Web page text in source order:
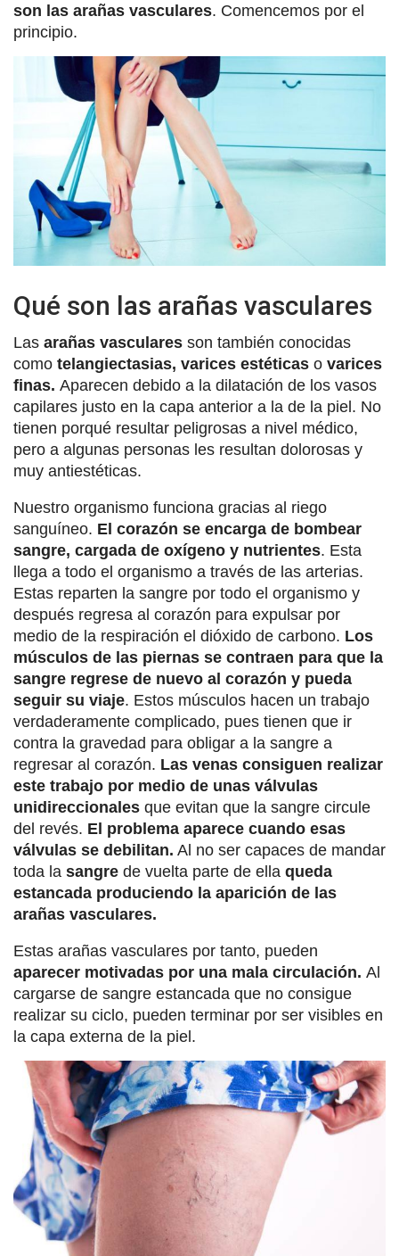
son las arañas vasculares. Comencemos por el
principio.
Qué son las arañas vasculares
Las arañas vasculares son también conocidas
como telangiectasias, varices estéticas o varices
finas. Aparecen debido a la dilatación de los vasos
capilares justo en la capa anterior a la de la piel. No
tienen porqué resultar peligrosas a nivel médico,
pero a algunas personas les resultan dolorosas y
muy antiestéticas.
Nuestro organismo funciona gracias al riego
sanguíneo. El corazón se encarga de bombear
sangre, cargada de oxígeno y nutrientes. Esta
llega a todo el organismo a través de las arterias.
Estas reparten la sangre por todo el organismo y
después regresa al corazón para expulsar por
medio de la respiración el dióxido de carbono. Los
músculos de las piernas se contraen para que la
sangre regrese de nuevo al corazón y pueda
seguir su viaje. Estos músculos hacen un trabajo
verdaderamente complicado, pues tienen que ir
contra la gravedad para obligar a la sangre a
regresar al corazón. Las venas consiguen realizar
este trabajo por medio de unas válvulas
unidireccionales que evitan que la sangre circule
del revés. El problema aparece cuando esas
válvulas se debilitan. Al no ser capaces de mandar
toda la sangre de vuelta parte de ella queda
estancada produciendo la aparición de las
arañas vasculares.
Estas arañas vasculares por tanto, pueden
aparecer motivadas por una mala circulación. Al
cargarse de sangre estancada que no consigue
realizar su ciclo, pueden terminar por ser visibles en
la capa externa de la piel.